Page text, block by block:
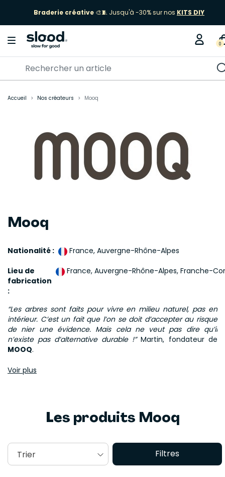
Braderie créative 🎨🧵 Jusqu'à -30% sur nos KITS DIY
0
Accueil Nos créateurs Mooq
Mooq
Nationalité :
France, Auvergne-Rhône-Alpes
Lieu de
fabrication
:
France, Auvergne-Rhône-Alpes, Franche-
“Les arbres sont faits pour vivre en milieu naturel, pas en
intérieur. C’est un fait que l’on se doit d’accepter au risque
de nier une évidence. Mais cela ne veut pas dire qu’il
n’existe pas d’alternative durable !”Martin, fondateur de
MOOQ.
Créer cette alternative, c’est la vocation de MOOQ. En
s’inspirant de la nature, Martin crée des arbres décoratifs
sans assistance numérique, dans un atelier situé dans la
région lyonnaise avec du bois local issu de forêts gérées
Dites adieu aux arbres artificiels en plastique et accueillez
la nature dans votre intérieur avec un sapin en bois de la
Voir plus
Les produits Mooq
Filtres
Trier